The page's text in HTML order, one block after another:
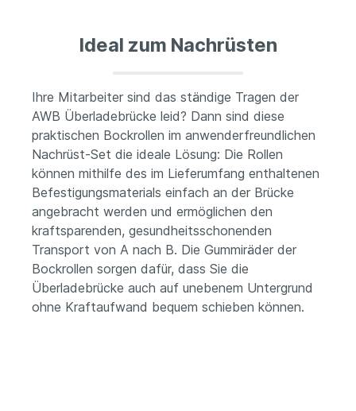
Ideal zum Nachrüsten
Ihre Mitarbeiter sind das ständige Tragen der
AWB Überladebrücke leid? Dann sind diese
praktischen Bockrollen im anwenderfreundlichen
Nachrüst-Set die ideale Lösung: Die Rollen
können mithilfe des im Lieferumfang enthaltenen
Befestigungsmaterials einfach an der Brücke
angebracht werden und ermöglichen den
kraftsparenden, gesundheitsschonenden
Transport von A nach B. Die Gummiräder der
Bockrollen sorgen dafür, dass Sie die
Überladebrücke auch auf unebenem Untergrund
ohne Kraftaufwand bequem schieben können.